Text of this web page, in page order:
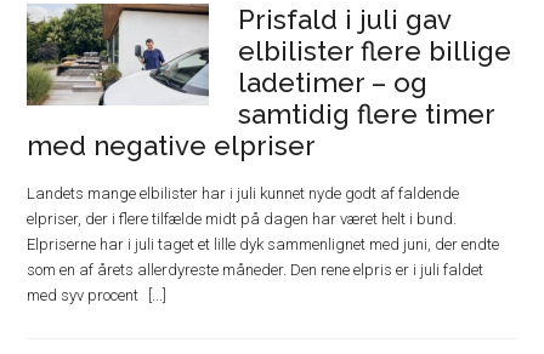
Prisfald i juli gav
elbilister flere billige
ladetimer – og
samtidig flere timer
med negative elpriser
Landets mange elbilister har i juli kunnet nyde godt af faldende
elpriser, der i flere tilfælde midt på dagen har været helt i bund.
Elpriserne har i juli taget et lille dyk sammenlignet med juni, der endte
som en af årets allerdyreste måneder. Den rene elpris er i juli faldet
med syv procent